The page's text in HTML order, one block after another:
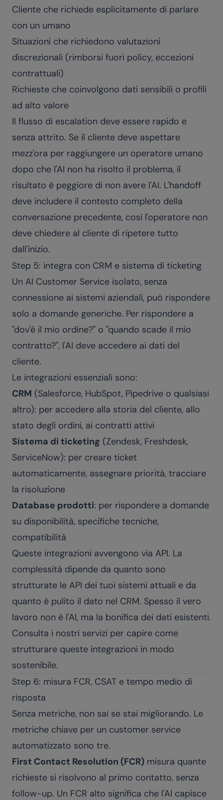
Cliente che richiede esplicitamente di parlare
con un umano
Situazioni che richiedono valutazioni
discrezionali (rimborsi fuori policy, eccezioni
contrattuali)
Richieste che coinvolgono dati sensibili o profili
ad alto valore
Il flusso di escalation deve essere rapido e
senza attrito. Se il cliente deve aspettare
mezz'ora per raggiungere un operatore umano
dopo che l'AI non ha risolto il problema, il
risultato è peggiore di non avere l'AI. L'handoff
deve includere il contesto completo della
conversazione precedente, così l'operatore non
deve chiedere al cliente di ripetere tutto
dall'inizio.
Step 5: integra con CRM e sistema di ticketing
Un AI Customer Service isolato, senza
connessione ai sistemi aziendali, può rispondere
solo a domande generiche. Per rispondere a
"dov'è il mio ordine?" o "quando scade il mio
contratto?", l'AI deve accedere ai dati del
cliente.
Le integrazioni essenziali sono:
CRM (Salesforce, HubSpot, Pipedrive o qualsiasi
altro): per accedere alla storia del cliente, allo
stato degli ordini, ai contratti attivi
Sistema di ticketing (Zendesk, Freshdesk,
ServiceNow): per creare ticket
automaticamente, assegnare priorità, tracciare
la risoluzione
Database prodotti: per rispondere a domande
su disponibilità, specifiche tecniche,
compatibilità
Queste integrazioni avvengono via API. La
complessità dipende da quanto sono
strutturate le API dei tuoi sistemi attuali e da
quanto è pulito il dato nel CRM. Spesso il vero
lavoro non è l'AI, ma la bonifica dei dati esistenti.
Consulta i nostri servizi per capire come
strutturare queste integrazioni in modo
sostenibile.
Step 6: misura FCR, CSAT e tempo medio di
risposta
Senza metriche, non sai se stai migliorando. Le
metriche chiave per un customer service
automatizzato sono tre.
First Contact Resolution (FCR) misura quante
richieste si risolvono al primo contatto, senza
follow-up. Un FCR alto significa che l'AI capisce